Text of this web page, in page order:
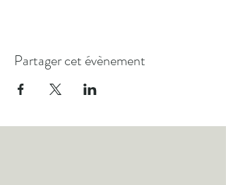
Partager cet évènement